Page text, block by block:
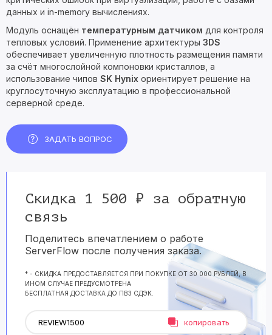
данных и in-memory вычислениях.
Модуль оснащён температурным датчиком для контроля
тепловых условий. Применение архитектуры 3DS
обеспечивает увеличенную плотность размещения памяти
за счёт многослойной компоновки кристаллов, а
использование чипов SK Hynix ориентирует решение на
круглосуточную эксплуатацию в профессиональной
серверной среде.
ЗАДАТЬ ВОПРОС
Скидка 1 500 ₽ за обратную
связь
Поделитесь впечатлением о работе
ServerFlow после получения заказа.
* - СКИДКА ПРЕДОСТАВЛЯЕТСЯ ПРИ ПОКУПКЕ ОТ 30 000 РУБЛЕЙ, В
ИНОМ СЛУЧАЕ ПРЕДУСМОТРЕНА
БЕСПЛАТНАЯ ДОСТАВКА ДО ПВЗ СДЭК.
копировать